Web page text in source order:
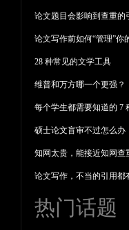
论文题目会影响到查重的
论文写作前如何“管理”你
28 种常见的文学工具
维普和万方哪一个更强？
每个学生都需要知道的 7
硕士论文盲审不过怎么办
知网太贵，能接近知网
论文写作，不当的引用都
热门话题